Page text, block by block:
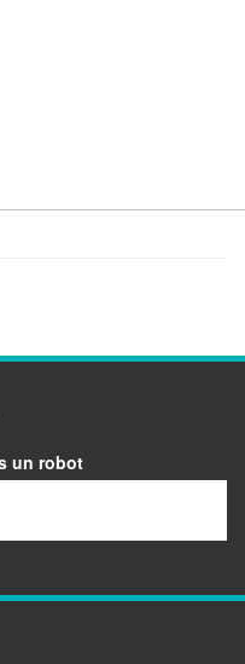
un robot